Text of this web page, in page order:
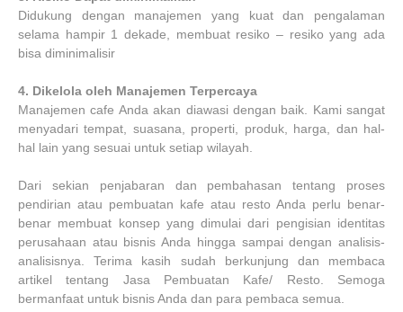
Didukung dengan manajemen yang kuat dan pengalaman
selama hampir 1 dekade, membuat resiko – resiko yang ada
bisa diminimalisir
4. Dikelola oleh Manajemen Terpercaya
Manajemen cafe Anda akan diawasi dengan baik. Kami sangat
menyadari tempat, suasana, properti, produk, harga, dan hal-
hal lain yang sesuai untuk setiap wilayah.
Dari sekian penjabaran dan pembahasan tentang proses
pendirian atau pembuatan kafe atau resto Anda perlu benar-
benar membuat konsep yang dimulai dari pengisian identitas
perusahaan atau bisnis Anda hingga sampai dengan analisis-
analisisnya. Terima kasih sudah berkunjung dan membaca
artikel tentang Jasa Pembuatan Kafe/ Resto. Semoga
bermanfaat untuk bisnis Anda dan para pembaca semua.